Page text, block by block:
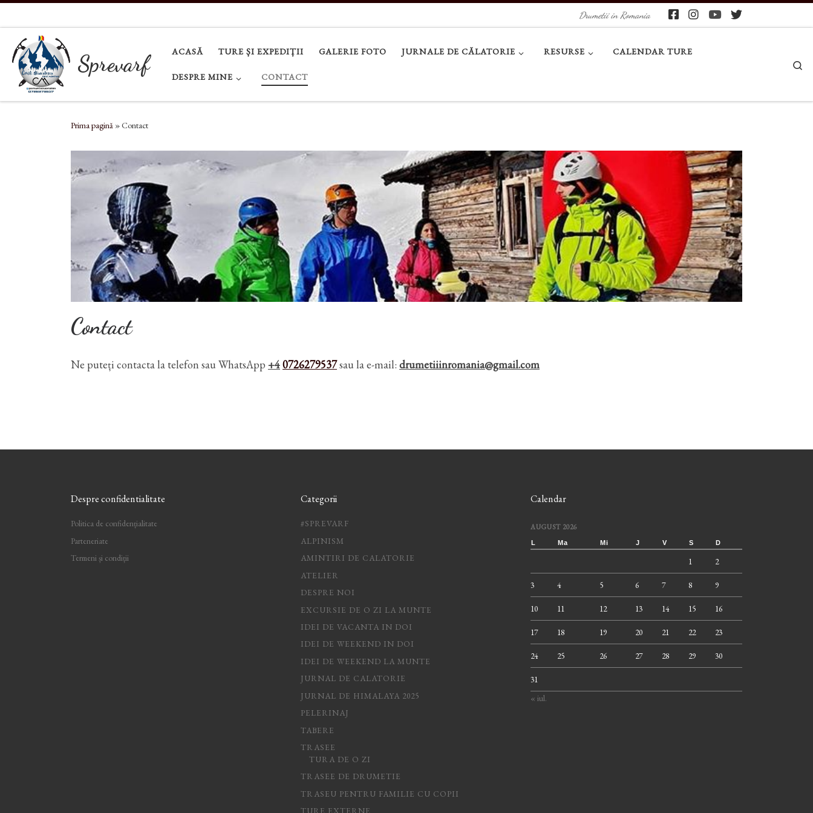
Drumetii in Romania
Sprevarf ACASĂ TURE ȘI EXPEDIȚII GALERIE FOTO JURNALE DE CĂLATORIE RESURSE CALENDAR TURE
DESPRE MINE CONTACT
Prima pagină »Contact
Contact
Ne puteți contacta la telefon sau WhatsApp +40726279537sau la e-mail: drumetiiinromania@gmail.com
Despre confidentialitate
Politica de confidențialitate
Parteneriate
Termeni și condiții
Categorii
#SPREVARF
ALPINISM
AMINTIRI DE CALATORIE
ATELIER
DESPRE NOI
EXCURSIE DE O ZI LA MUNTE
IDEI DE VACANTA IN DOI
IDEI DE WEEKEND IN DOI
IDEI DE WEEKEND LA MUNTE
JURNAL DE CALATORIE
JURNAL DE HIMALAYA 2025
PELERINAJ
TABERE
TRASEE
TURA DE O ZI
TRASEE DE DRUMETIE
TRASEU PENTRU FAMILIE CU COPII
TURE EXTERNE
Calendar
AUGUST 2026
L Ma Mi J V S D
1 2
3 4 5 6 7 8 9
10 11 12 13 14 15 16
17 18 19 20 21 22 23
24 25 26 27 28 29 30
31
« iul.